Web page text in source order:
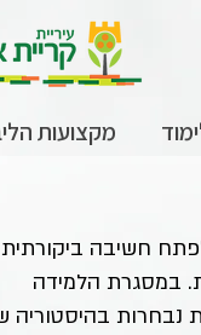
מקצועות
חשיבה ביקורתית
במסגרת הלמידה
נבחרות בהיסטוריה